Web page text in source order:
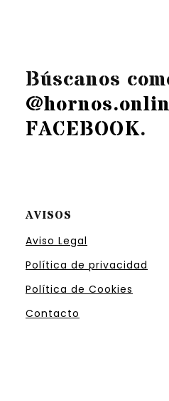
Búscanos
FACEBOOK.
AVISOS
Aviso Legal
Política de privacidad
Política de Cookies
Contacto